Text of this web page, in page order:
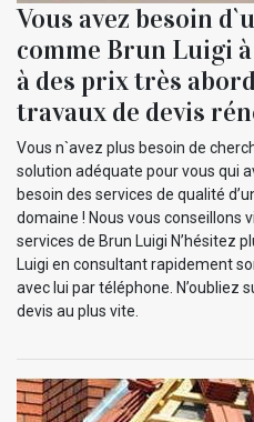
Vous avez besoin
comme Brun Luigi
à des prix très
travaux de devis
Vous n`avez plus besoin de
solution adéquate pour vous qui
besoin des services de qualité
domaine ! Nous vous conseillons
services de Brun Luigi N’hésitez
Luigi en consultant rapidement
avec lui par téléphone. N’oubliez
devis au plus vite.